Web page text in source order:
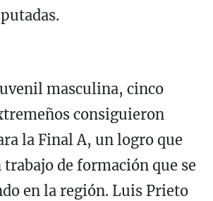
masculina, cinco
consiguieron
la Final A, un logro que
de formación que se
en la región. Luis Prieto